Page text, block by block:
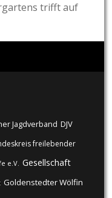
trifft auf
Jagdverband DJV
freilebender
e.V. Gesellschaft
Goldenstedter Wölfin